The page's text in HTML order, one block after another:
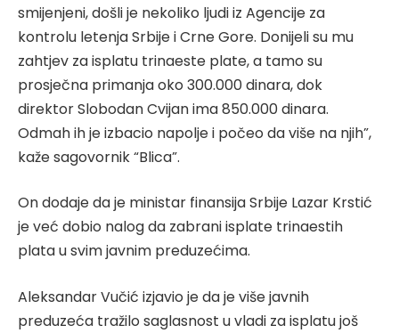
smijenjeni, došli je nekoliko ljudi iz Agencije za
kontrolu letenja Srbije i Crne Gore. Donijeli su mu
zahtjev za isplatu trinaeste plate, a tamo su
prosječna primanja oko 300.000 dinara, dok
direktor Slobodan Cvijan ima 850.000 dinara.
Odmah ih je izbacio napolje i počeo da više na njih”,
kaže sagovornik “Blica”.
On dodaje da je ministar finansija Srbije Lazar Krstić
je već dobio nalog da zabrani isplate trinaestih
plata u svim javnim preduzećima.
Aleksandar Vučić izjavio je da je više javnih
preduzeća tražilo saglasnost u vladi za isplatu još